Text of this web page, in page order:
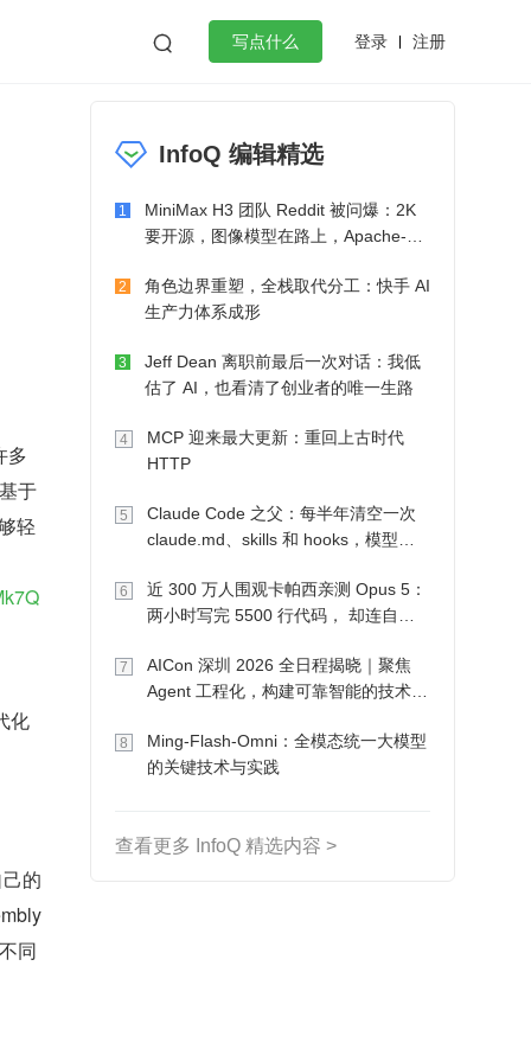
 写点什么 登录 注册
微服务架构 flutter
多
于
轻
化
的
同
InfoQ 编辑精选
1
MiniMax H3 团队 Reddit 被问爆：2K
要开源，图像模型在路上，Apache-2.0
2
角色边界重塑，全栈取代分工：快手 AI
生产力体系成形
3
Jeff Dean 离职前最后一次对话：我低
估了 AI，也看清了创业者的唯一生路
4
MCP 迎来最大更新：重回上古时代
HTTP
5
Claude Code 之父：每半年清空一次
claude.md、skills 和 hooks，模型自
6
近 300 万人围观卡帕西亲测 Opus 5：
两小时写完 5500 行代码， 却连自己
7
AICon 深圳 2026 全日程揭晓｜聚焦
Agent 工程化，构建可靠智能的技术路
8
Ming-Flash-Omni：全模态统一大模型
的关键技术与实践
查看更多 InfoQ 精选内容 >